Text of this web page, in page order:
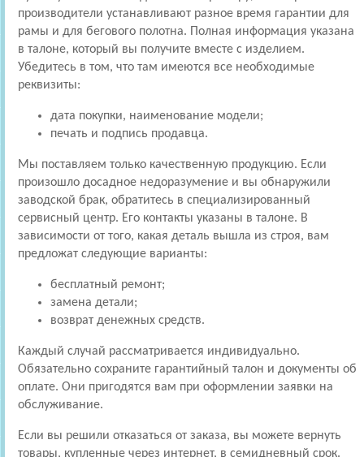
производители устанавливают разное время гарантии для
рамы и для бегового полотна. Полная информация указана
в талоне, который вы получите вместе с изделием.
Убедитесь в том, что там имеются все необходимые
реквизиты:
дата покупки, наименование модели;
печать и подпись продавца.
Мы поставляем только качественную продукцию. Если
произошло досадное недоразумение и вы обнаружили
заводской брак, обратитесь в специализированный
сервисный центр. Его контакты указаны в талоне. В
зависимости от того, какая деталь вышла из строя, вам
предложат следующие варианты:
бесплатный ремонт;
замена детали;
возврат денежных средств.
Каждый случай рассматривается индивидуально.
Обязательно сохраните гарантийный талон и документы об
оплате. Они пригодятся вам при оформлении заявки на
обслуживание.
Если вы решили отказаться от заказа, вы можете вернуть
товары, купленные через интернет, в семидневный срок.